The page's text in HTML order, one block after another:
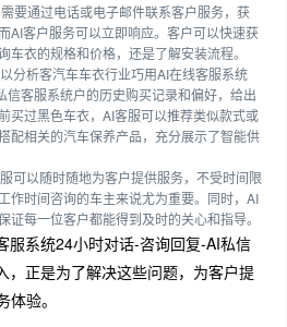
要通过电话或电子邮件联系客户服务，获
AI客户服务可以立即响应。客户可以快速获
车衣的规格和价格，还是了解安装流程。
分析客汽车车衣行业巧用AI在线客服系统
信客服系统户的历史购买记录和偏好，给出
买过黑色车衣，AI客服可以推荐类似款式或
配相关的汽车保养产品，充分展示了智能供
可以随时随地为客户提供服务，不受时间限
作时间咨询的车主来说尤为重要。同时，AI
证每一位客户都能得到及时的关心和指导。
服系统24小时对话-咨询回复-AI私信
，正是为了解决这些问题，为客户提
验。